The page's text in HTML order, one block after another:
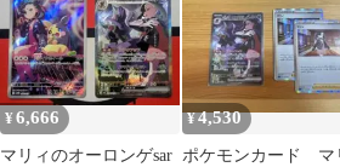
¥6,666
マリィのオーロンゲsar
¥4,530
ポケモンカード マ